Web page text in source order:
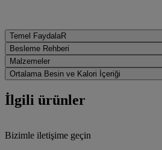
Temel FaydalaR
Besleme Rehberi
Malzemeler
Ortalama Besin ve Kalori İçeriği
İlgili ürünler
Bizimle iletişime geçin